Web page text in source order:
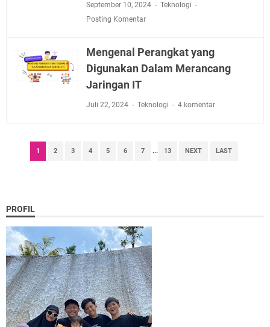
September 10, 2024
Teknologi
Posting Komentar
Mengenal Perangkat yang
Digunakan Dalam Merancang
Jaringan IT
Juli 22, 2024 Teknologi 4 komentar
1 2 3 4 5 6 7 ... 13 NEXT LAST
PROFIL